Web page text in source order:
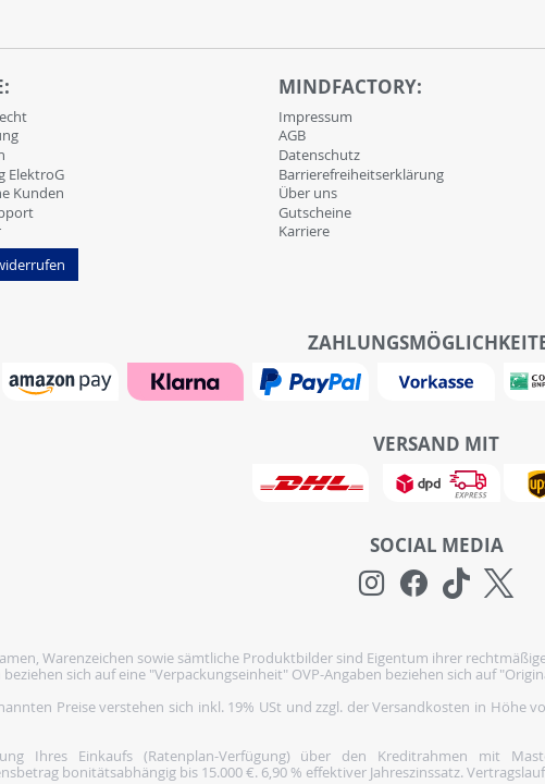
ElektroG
Kunden
MINDFACTORY:
Impressum
AGB
Datenschutz
Barrierefreiheitserklärung
Über uns
Gutscheine
Karriere
VERSAND MIT
SOCIAL MEDIA
Warenzeichen sowie sämtliche Produktbilder sind Eigentum ihrer
beziehen sich auf eine "Verpackungseinheit" OVP-Angaben beziehen sich auf
Preise verstehen sich inkl. 19% USt und zzgl. der Versandkosten in Höhe
Ihres Einkaufs (Ratenplan-Verfügung) über den Kreditrahmen mit
bonitätsabhängig bis 15.000 €. 6,90 % effektiver Jahreszinssatz.